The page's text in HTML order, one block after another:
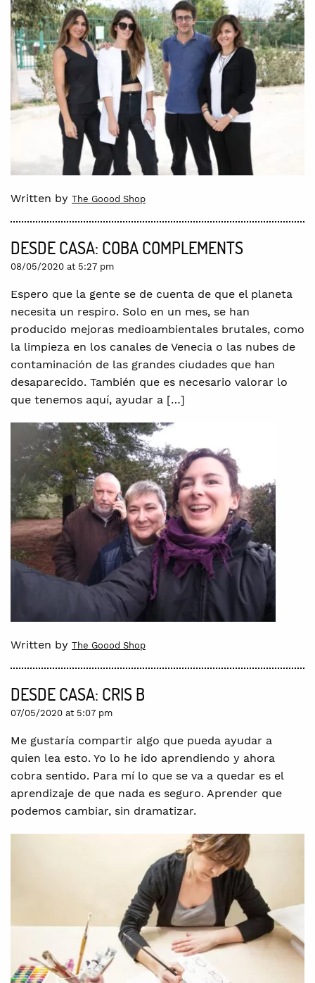
Written by The Goood Shop
DESDE CASA: COBA COMPLEMENTS
08/05/2020 at 5:27 pm
Espero que la gente se de cuenta de que el planeta
necesita un respiro. Solo en un mes, se han
producido mejoras medioambientales brutales, como
la limpieza en los canales de Venecia o las nubes de
contaminación de las grandes ciudades que han
desaparecido. También que es necesario valorar lo
que tenemos aquí, ayudar a […]
Written by The Goood Shop
DESDE CASA: CRIS B
07/05/2020 at 5:07 pm
Me gustaría compartir algo que pueda ayudar a
quien lea esto. Yo lo he ido aprendiendo y ahora
cobra sentido. Para mí lo que se va a quedar es el
aprendizaje de que nada es seguro. Aprender que
podemos cambiar, sin dramatizar.